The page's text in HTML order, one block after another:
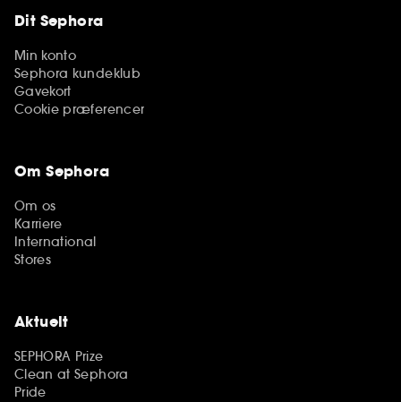
Dit Sephora
Min konto
Sephora kundeklub
Gavekort
Cookie præferencer
Om Sephora
Om os
Karriere
International
Stores
Aktuelt
SEPHORA Prize
Clean at Sephora
Pride